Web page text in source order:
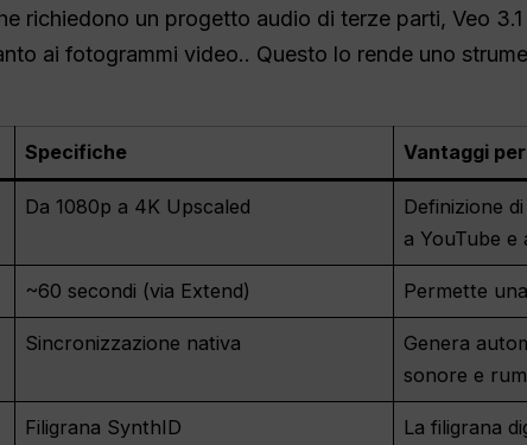
richiedono un progetto audio di terze parti, Veo
ai fotogrammi video.. Questo lo rende uno
Specifiche Vantaggi
Da 1080p a 4K Upscaled
Definizione
a YouTube e
~60 secondi (via Extend) Permette
Sincronizzazione nativa
Genera
sonore e
Filigrana SynthID
La filigrana